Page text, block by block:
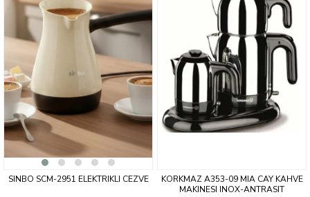
SINBO SCM-2951 ELEKTRIKLI CEZVE
KORKMAZ A353-09 MIA CAY KAHVE
MAKINESI INOX-ANTRASIT